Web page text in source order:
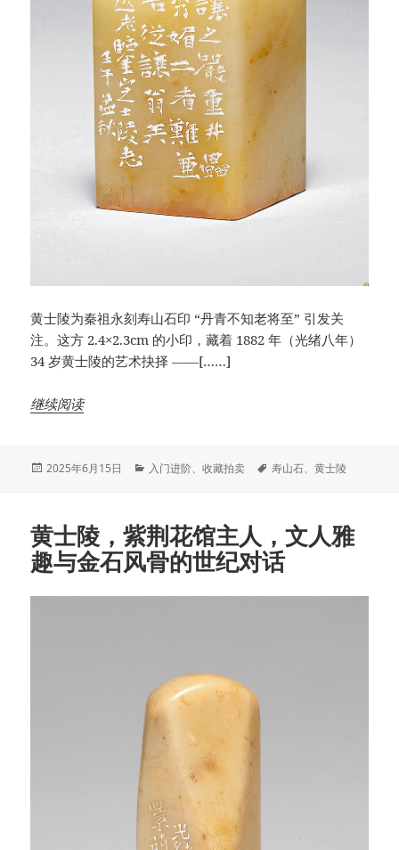
黄士陵为秦祖永刻寿山石印 “丹青不知老将至” 引发关
注。这方 2.4×2.3cm 的小印，藏着 1882 年（光绪八年）
34 岁黄士陵的艺术抉择 ——[……]
继续阅读
发
2025年6月15日
分
入门进阶、收藏拍卖
标
寿山石、黄士陵
黄士陵，紫荆花馆主人，文人雅
趣与金石风骨的世纪对话